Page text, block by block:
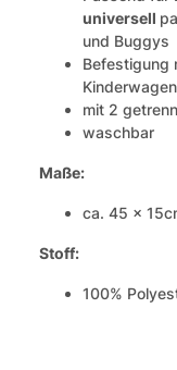
universell
und Buggys
Befestigung
mit 2
waschbar
Maße:
ca. 45 x
Stoff:
100%